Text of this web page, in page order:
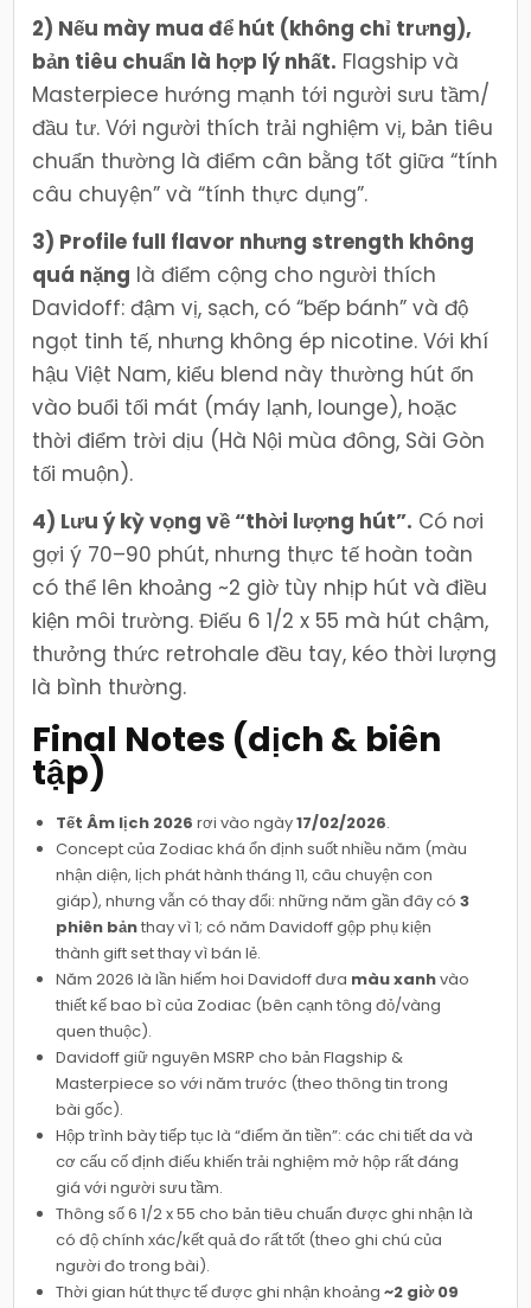
2) Nếu mày mua để hút (không chỉ trưng),
bản tiêu chuẩn là hợp lý nhất. Flagship và
Masterpiece hướng mạnh tới người sưu tầm/
đầu tư. Với người thích trải nghiệm vị, bản tiêu
chuẩn thường là điểm cân bằng tốt giữa “tính
câu chuyện” và “tính thực dụng”.
3) Profile full flavor nhưng strength không
quá nặng là điểm cộng cho người thích
Davidoff: đậm vị, sạch, có “bếp bánh” và độ
ngọt tinh tế, nhưng không ép nicotine. Với khí
hậu Việt Nam, kiểu blend này thường hút ổn
vào buổi tối mát (máy lạnh, lounge), hoặc
thời điểm trời dịu (Hà Nội mùa đông, Sài Gòn
tối muộn).
4) Lưu ý kỳ vọng về “thời lượng hút”. Có nơi
gợi ý 70–90 phút, nhưng thực tế hoàn toàn
có thể lên khoảng ~2 giờ tùy nhịp hút và điều
kiện môi trường. Điếu 6 1/2 x 55 mà hút chậm,
thưởng thức retrohale đều tay, kéo thời lượng
là bình thường.
Final Notes (dịch & biên
tập)
Tết Âm lịch 2026 rơi vào ngày17/02/2026.
Concept của Zodiac khá ổn định suốt nhiều năm (màu
nhận diện, lịch phát hành tháng 11, câu chuyện con
giáp), nhưng vẫn có thay đổi: những năm gần đây có3
phiên bảnthay vì 1; có năm Davidoff gộp phụ kiện
thành gift set thay vì bán lẻ.
Năm 2026 là lần hiếm hoi Davidoff đưa màu xanhvào
thiết kế bao bì của Zodiac (bên cạnh tông đỏ/vàng
quen thuộc).
Davidoff giữ nguyên MSRP cho bản Flagship &
Masterpiece so với năm trước (theo thông tin trong
bài gốc).
Hộp trình bày tiếp tục là “điểm ăn tiền”: các chi tiết da và
cơ cấu cố định điếu khiến trải nghiệm mở hộp rất đáng
giá với người sưu tầm.
Thông số 6 1/2 x 55 cho bản tiêu chuẩn được ghi nhận là
có độ chính xác/kết quả đo rất tốt (theo ghi chú của
người đo trong bài).
Thời gian hút thực tế được ghi nhận khoảng~2 giờ 09